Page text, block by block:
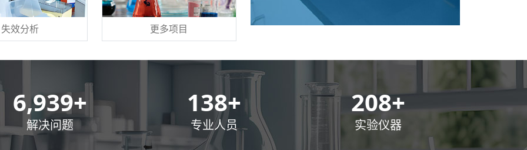
失效分析 更多项目
10,000+
解决问题
200+
专业人员
300+
实验仪器